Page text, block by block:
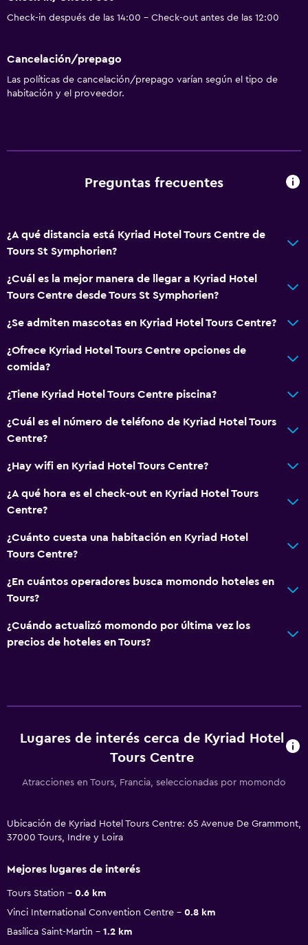
Check-in después de las 14:00 - Check-out antes de las 12:00
Cancelación/prepago
Las políticas de cancelación/prepago varían según el tipo de
habitación y el proveedor.
Preguntas frecuentes
¿A qué distancia está Kyriad Hotel Tours Centre de
Tours St Symphorien?
¿Cuál es la mejor manera de llegar a Kyriad Hotel
Tours Centre desde Tours St Symphorien?
¿Se admiten mascotas en Kyriad Hotel Tours Centre?
¿Ofrece Kyriad Hotel Tours Centre opciones de
comida?
¿Tiene Kyriad Hotel Tours Centre piscina?
¿Cuál es el número de teléfono de Kyriad Hotel Tours
Centre?
¿Hay wifi en Kyriad Hotel Tours Centre?
¿A qué hora es el check-out en Kyriad Hotel Tours
Centre?
¿Cuánto cuesta una habitación en Kyriad Hotel
Tours Centre?
¿En cuántos operadores busca momondo hoteles en
Tours?
¿Cuándo actualizó momondo por última vez los
precios de hoteles en Tours?
Lugares de interés cerca de Kyriad Hotel
Tours Centre
Atracciones en Tours, Francia, seleccionadas por momondo
Ubicación de Kyriad Hotel Tours Centre: 65 Avenue De Grammont,
37000 Tours, Indre y Loira
Mejores lugares de interés
Tours Station
0.6 km
Vinci International Convention Centre
0.8 km
Basílica Saint-Martin
1.2 km